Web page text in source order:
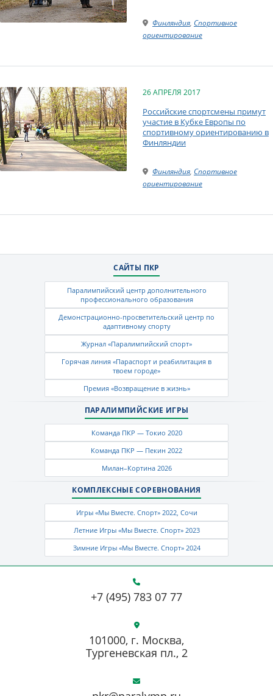
Финляндия, Спортивное
ориентирование
26 АПРЕЛЯ 2017
Российские спортсмены примут
участие в Кубке Европы по
спортивному ориентированию в
Финляндии
Финляндия, Спортивное
ориентирование
САЙТЫ ПКР
Паралимпийский центр дополнительного
профессионального образования
Демонстрационно-просветительский центр по
адаптивному спорту
Журнал «Паралимпийский спорт»
Горячая линия «Параспорт и реабилитация в
твоем городе»
Премия «Возвращение в жизнь»
ПАРАЛИМПИЙСКИЕ ИГРЫ
Команда ПКР — Токио 2020
Команда ПКР — Пекин 2022
Милан–Кортина 2026
КОМПЛЕКСНЫЕ СОРЕВНОВАНИЯ
Игры «Мы Вместе. Спорт» 2022, Сочи
Летние Игры «Мы Вместе. Спорт» 2023
Зимние Игры «Мы Вместе. Спорт» 2024
+7 (495) 783 07 77
101000, г. Москва,
Тургеневская пл., 2